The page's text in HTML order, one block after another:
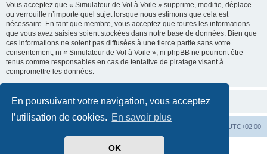
En poursuivant votre navigation, vous acceptez
l’utilisation de cookies. En savoir plus
OK
Vous acceptez que « Simulateur de Vol à Voile » supprime, modifie, déplace
ou verrouille n’importe quel sujet lorsque nous estimons que cela est
nécessaire. En tant que membre, vous acceptez que toutes les informations
que vous avez saisies soient stockées dans notre base de données. Bien que
ces informations ne soient pas diffusées à une tierce partie sans votre
consentement, ni « Simulateur de Vol à Voile », ni phpBB ne pourront être
tenus comme responsables en cas de tentative de piratage visant à
compromettre les données.
UTC+02:00
phpBB ® Forum Software © phpBB Limited